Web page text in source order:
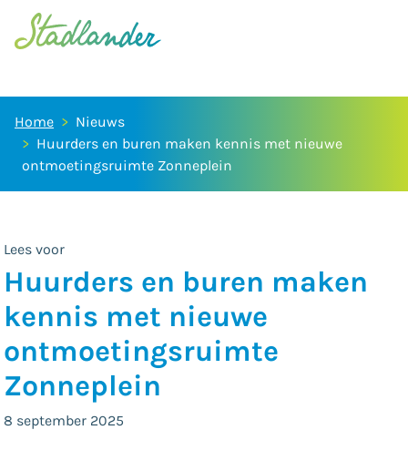
Home
Nieuws
Huurders en buren maken kennis met nieuwe
ontmoetingsruimte Zonneplein
Lees voor
Huurders en buren maken
kennis met nieuwe
ontmoetingsruimte
Zonneplein
8 september 2025